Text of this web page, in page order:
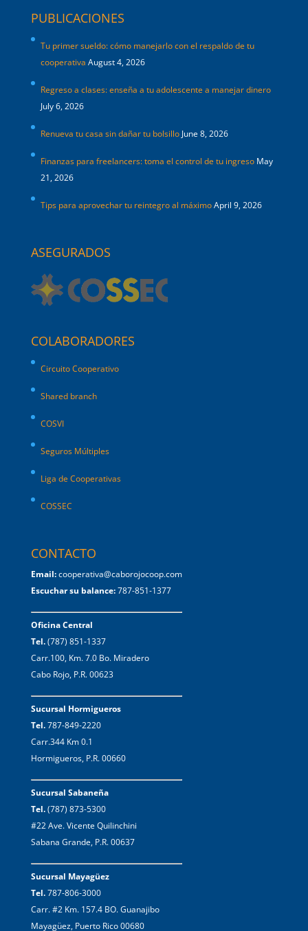
PUBLICACIONES
Tu primer sueldo: cómo manejarlo con el respaldo de tu
cooperativa August 4, 2026
Regreso a clases: enseña a tu adolescente a manejar dinero
July 6, 2026
Renueva tu casa sin dañar tu bolsillo June 8, 2026
Finanzas para freelancers: toma el control de tu ingreso May
21, 2026
Tips para aprovechar tu reintegro al máximoApril 9, 2026
ASEGURADOS
COLABORADORES
Circuito Cooperativo
Shared branch
COSVI
Seguros Múltiples
Liga de Cooperativas
COSSEC
CONTACTO
Email:cooperativa@caborojocoop.com
Escuchar su balance:787-851-1377
Oficina Central
Tel.(787) 851-1337
Carr.100, Km. 7.0 Bo. Miradero
Cabo Rojo, P.R. 00623
Sucursal Hormigueros
Tel.787-849-2220
Carr.344 Km 0.1
Hormigueros, P.R. 00660
Sucursal Sabaneña
Tel.(787) 873-5300
#22 Ave. Vicente Quilinchini
Sabana Grande, P.R. 00637
Sucursal Mayagüez
Tel.787-806-3000
Carr. #2 Km. 157.4 BO. Guanajibo
Mayagüez, Puerto Rico 00680